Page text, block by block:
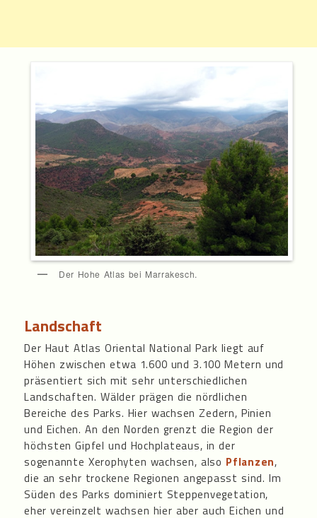
Der Hohe Atlas bei Marrakesch.
Landschaft
Der Haut Atlas Oriental National Park liegt auf
Höhen zwischen etwa 1.600 und 3.100 Metern und
präsentiert sich mit sehr unterschiedlichen
Landschaften. Wälder prägen die nördlichen
Bereiche des Parks. Hier wachsen Zedern, Pinien
und Eichen. An den Norden grenzt die Region der
höchsten Gipfel und Hochplateaus, in der
sogenannte Xerophyten wachsen, also Pflanzen,
die an sehr trockene Regionen angepasst sind. Im
Süden des Parks dominiert Steppenvegetation,
eher vereinzelt wachsen hier aber auch Eichen und